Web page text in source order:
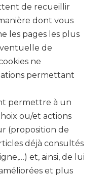
de recueillir
dont vous
les pages les plus
de
ne
permettant
permettre à un
ou/et actions
(proposition de
déjà consultés
et, ainsi, de lui
et plus